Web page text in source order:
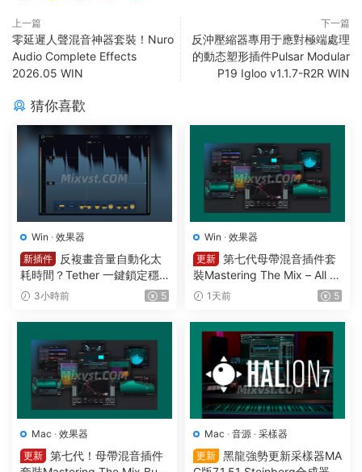
上一篇
零延遲人聲混音神器套裝！Nuro
Audio Complete Effects
2026.05 WIN
下一篇
反沖壓縮器專用于應對極端處理
的動态塑形插件Pulsar Modular
P19 Igloo v1.1.7-R2R WIN
猜你喜歡
Win · 效果器
新插件
反複畫音量自動化太
耗時間？Tether 一鍵鎖定穩
定響度1可視化智能電平均衡
ones – Tether v 1.2.1 WIN
3小時前 5
Win · 效果器
更新 第七代母帶混音插件套
裝Mastering The Mix – All Pl
ugins Bundle v2026.08.03
1天前 5
Mac · 效果器
更新 第七代！母帶混音插件
Mac · 音源 · 采樣器
更新 黑龍強勢更新采樣器MA